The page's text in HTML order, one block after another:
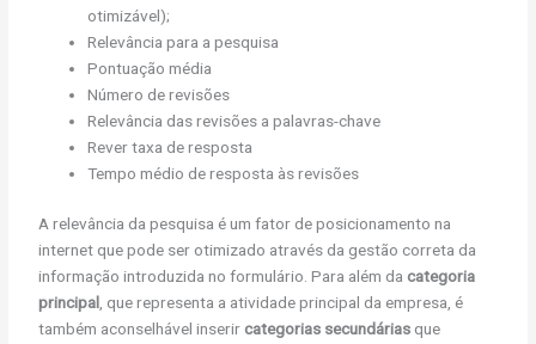
otimizável);
Relevância para a pesquisa
Pontuação média
Número de revisões
Relevância das revisões a palavras-chave
Rever taxa de resposta
Tempo médio de resposta às revisões
A relevância da pesquisa é um fator de posicionamento na
internet que pode ser otimizado através da gestão correta da
informação introduzida no formulário. Para além da categoria
principal, que representa a atividade principal da empresa, é
também aconselhável inserir categorias secundárias que